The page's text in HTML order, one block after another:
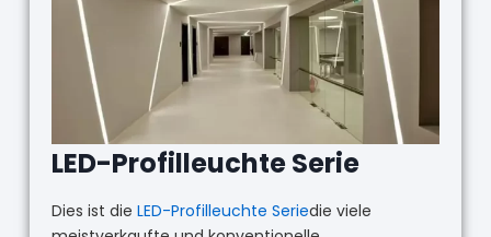
LED-Profilleuchte Serie
Dies ist die LED-Profilleuchte Seriedie viele